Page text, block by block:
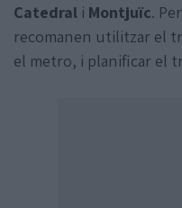
Catedral i Montjuïc.
recomanen utilitzar el
el metro, i planificar el